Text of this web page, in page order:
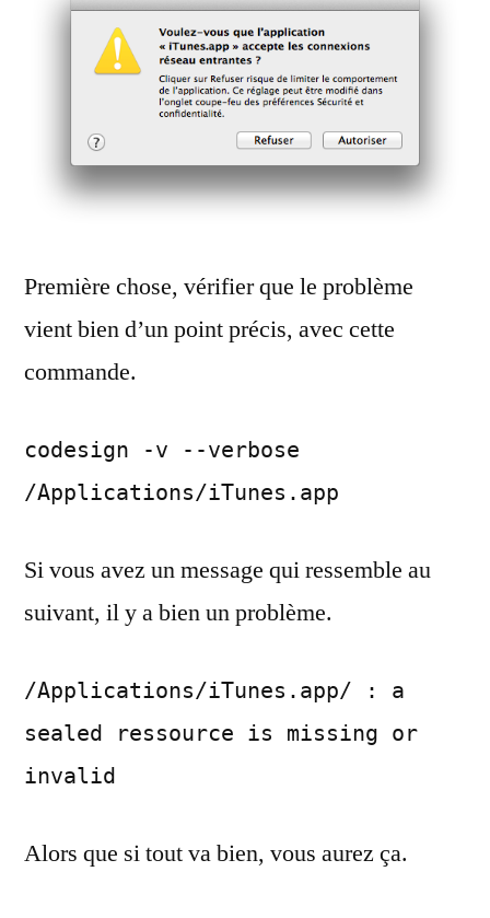
Première chose, vérifier que le problème
vient bien d’un point précis, avec cette
commande.
codesign -v --verbose
/Applications/iTunes.app
Si vous avez un message qui ressemble au
suivant, il y a bien un problème.
/Applications/iTunes.app/ : a
sealed ressource is missing or
invalid
Alors que si tout va bien, vous aurez ça.